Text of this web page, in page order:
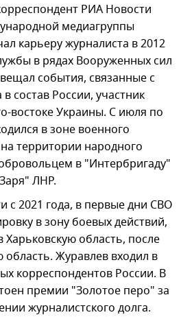
РИА Новости
медиагруппы
карьеру журналиста в 2012
в рядах Вооруженных сил
события, связанные с
состав России, участник
востоке Украины. С июля по
в зоне военного
территории народного
в "Интербригаду"
ЛНР.
с 2021 года, в первые дни СВО
в зону боевых действий,
Харьковскую область, после
область. Журавлев входил в
корреспондентов России. В
премии "Золотое перо" за
журналистского долга.